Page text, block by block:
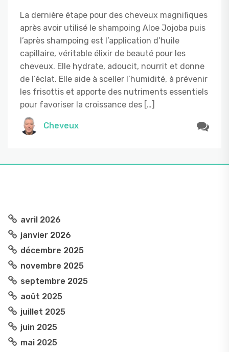
La dernière étape pour des cheveux magnifiques
après avoir utilisé le shampoing Aloe Jojoba puis
l’après shampoing est l’application d’huile
capillaire, véritable élixir de beauté pour les
cheveux. Elle hydrate, adoucit, nourrit et donne
de l’éclat. Elle aide à sceller l’humidité, à prévenir
les frisottis et apporte des nutriments essentiels
pour favoriser la croissance des […]
Cheveux
avril 2026
janvier 2026
décembre 2025
novembre 2025
septembre 2025
août 2025
juillet 2025
juin 2025
mai 2025